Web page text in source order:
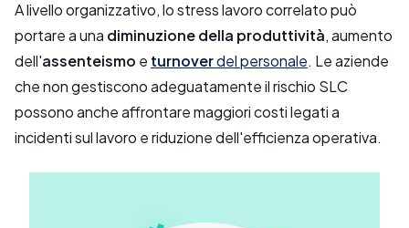
A livello organizzativo, lo stress lavoro correlato può
portare a una diminuzione della produttività, aumento
dell'assenteismo e turnoverdel personale. Le aziende
che non gestiscono adeguatamente il rischio SLC
possono anche affrontare maggiori costi legati a
incidenti sul lavoro e riduzione dell'efficienza operativa​​.